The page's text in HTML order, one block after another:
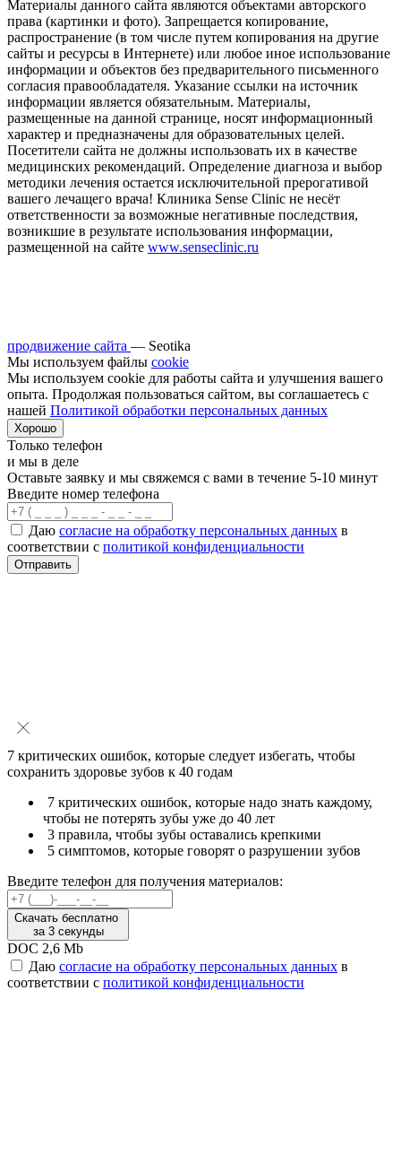
Материалы данного сайта являются объектами авторского
права (картинки и фото). Запрещается копирование,
распространение (в том числе путем копирования на другие
сайты и ресурсы в Интернете) или любое иное использование
информации и объектов без предварительного письменного
согласия правообладателя. Указание ссылки на источник
информации является обязательным. Материалы,
размещенные на данной странице, носят информационный
характер и предназначены для образовательных целей.
Посетители сайта не должны использовать их в качестве
медицинских рекомендаций. Определение диагноза и выбор
методики лечения остается исключительной прерогативой
вашего лечащего врача! Клиника Sense Clinic не несёт
ответственности за возможные негативные последствия,
возникшие в результате использования информации,
размещенной на сайте www.senseclinic.ru
продвижение сайта — Seotika
Мы используем файлы cookie
Мы используем cookie для работы сайта и улучшения вашего
опыта. Продолжая пользоваться сайтом, вы соглашаетесь с
нашей Политикой обработки персональных данных
Хорошо
Только телефон
и мы в деле
Оставьте заявку и мы свяжемся с вами в течение 5-10 минут
Введите номер телефона
Даю согласие на обработку персональных данных в
соответствии с политикой конфиденциальности
Отправить
7 критических ошибок, которые следует избегать, чтобы
сохранить здоровье зубов к 40 годам
7 критических ошибок, которые надо знать каждому,
чтобы не потерять зубы уже до 40 лет
3 правила, чтобы зубы оставались крепкими
5 симптомов, которые говорят о разрушении зубов
Введите телефон для получения материалов:
Скачать бесплатно
за 3 секунды
DOC 2,6 Mb
Даю согласие на обработку персональных данных в
соответствии с политикой конфиденциальности